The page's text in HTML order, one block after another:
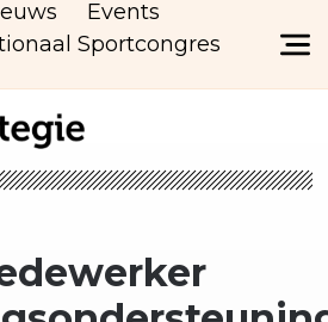
Events
Sportcongres